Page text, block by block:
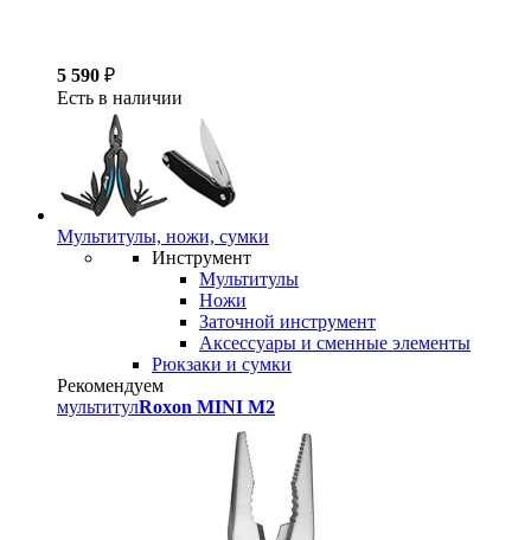
5 590 ₽
Есть в наличии
Мультитулы, ножи, сумки
Инструмент
Мультитулы
Ножи
Заточной инструмент
Аксессуары и сменные элементы
Рюкзаки и сумки
Рекомендуем
мультитулRoxon MINI M2